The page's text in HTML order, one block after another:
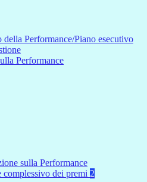
della Performance/Piano esecutivo
Performance
sulla Performance
complessivo dei premi 2